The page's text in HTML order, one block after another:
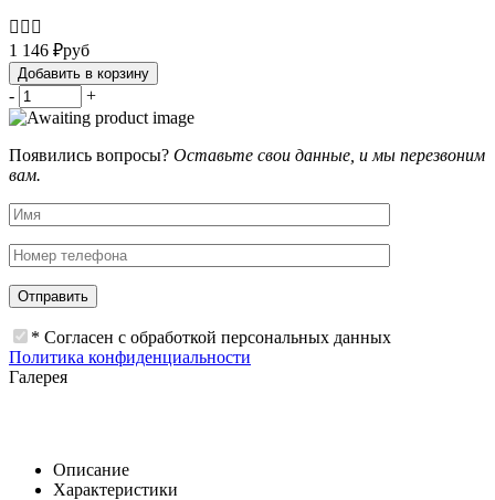
1 146 ₽руб
Добавить в корзину
- +
Появились вопросы? Оставьте свои данные, и мы перезвоним
вам.
* Согласен с обработкой персональных данных
Политика конфиденциальности
Галерея
Описание
Характеристики